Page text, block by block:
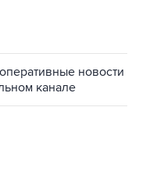
новости
канале